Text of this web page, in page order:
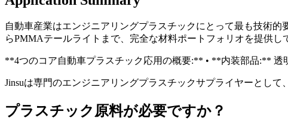
自動車産業はエンジニアリングプラスチックにとって最も技術
らPMMAテールライトまで、完全な材料ポートフォリオを提供し
**4つのコア自動車プラスチック応用の概要:** • **内装部品:** 透
Jinsuは専門のエンジニアリングプラスチックサプライヤーとし
プラスチック原料が必要ですか？